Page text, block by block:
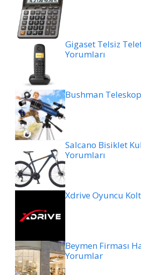
Gigaset Telsiz
Yorumları
Bushman
Salcano Bisiklet
Yorumları
Xdrive Oyuncu
Beymen Firması
Yorumlar